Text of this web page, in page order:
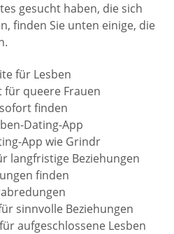
gesucht haben, die sich
finden Sie unten einige, die
für Lesben
für queere Frauen
finden
Dating-App
App wie Grindr
langfristige Beziehungen
finden
sinnvolle Beziehungen
aufgeschlossene Lesben